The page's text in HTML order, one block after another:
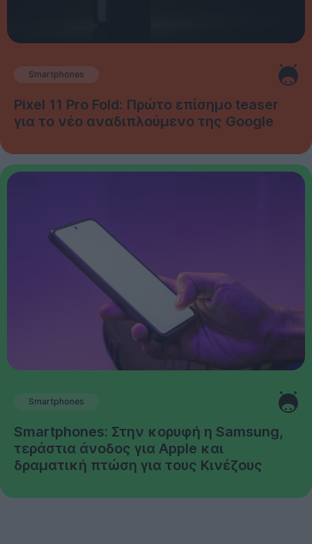
Smartphones
Pixel 11 Pro Fold: Πρώτο επίσημο teaser
για το νέο αναδιπλούμενο της Google
Smartphones
Smartphones: Στην κορυφή η Samsung,
τεράστια άνοδος για Apple και
δραματική πτώση για τους Κινέζους